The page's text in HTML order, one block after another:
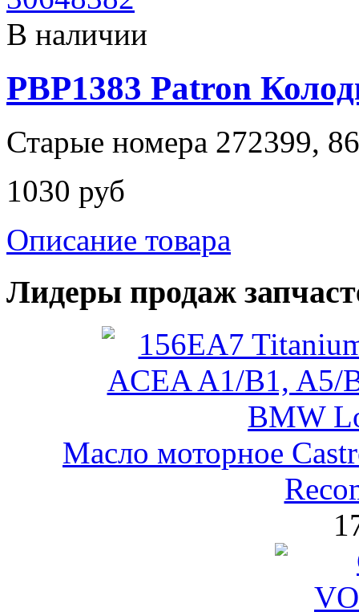
В наличии
PBP1383 Patron
Старые номера 272399,
1030 руб
Описание товара
Лидеры продаж
Масло моторное